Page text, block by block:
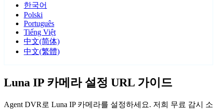
한국어
Polski
Português
Tiếng Việt
中文(简体)
中文(繁體)
Luna IP 카메라 설정 URL 가이드
Agent DVR로 Luna IP 카메라를 설정하세요. 저희 무료 감시 소